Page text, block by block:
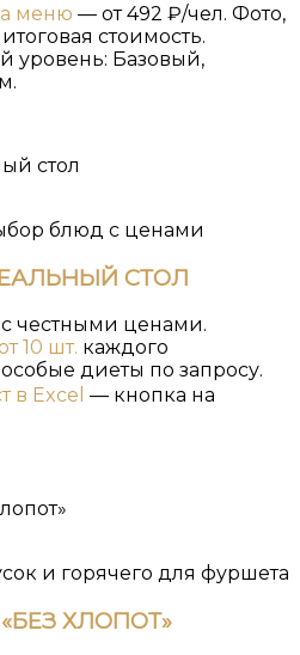
меню — от 492 ₽/чел. Фото,
стоимость.
уровень: Базовый,
стол
СТОЛ
честными ценами.
10 шт. каждого
диеты по запросу.
в Excel — кнопка на
ХЛОПОТ»